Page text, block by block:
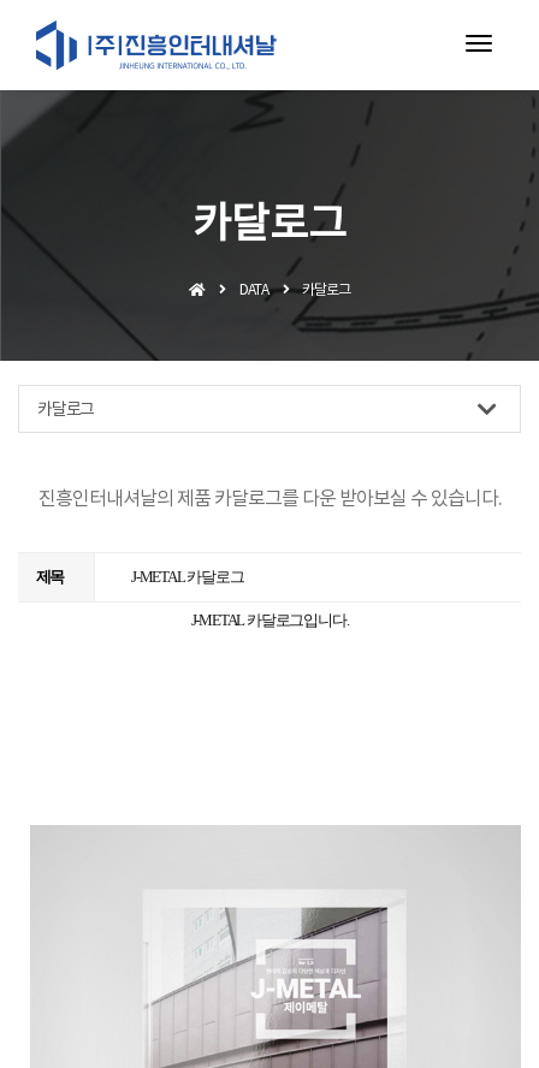
카달로그
DATA 카달로그
카달로그
진흥인터내셔날의 제품 카달로그를 다운 받아보실 수 있습니다.
제목 J-METAL 카달로그
J-METAL 카달로그입니다.